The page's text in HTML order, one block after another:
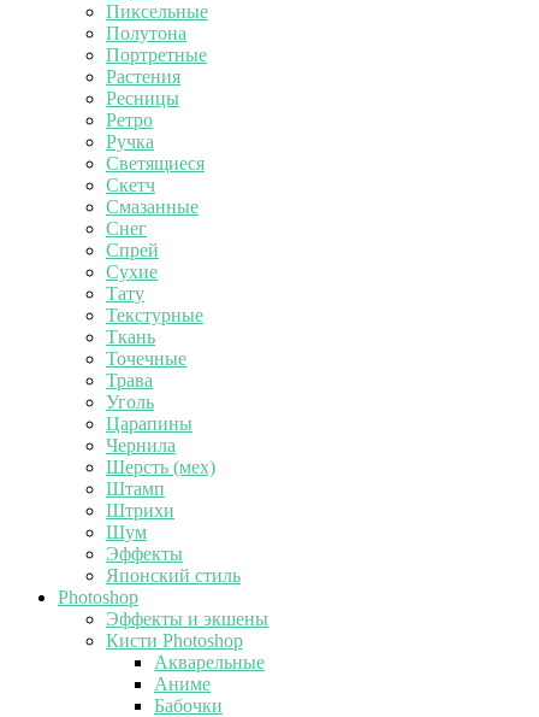
Пиксельные
Полутона
Портретные
Растения
Ресницы
Ретро
Ручка
Светящиеся
Скетч
Смазанные
Снег
Спрей
Сухие
Тату
Текстурные
Ткань
Точечные
Трава
Уголь
Царапины
Чернила
Шерсть (мех)
Штамп
Штрихи
Шум
Эффекты
Японский стиль
Photoshop
Эффекты и экшены
Кисти Photoshop
Акварельные
Аниме
Бабочки